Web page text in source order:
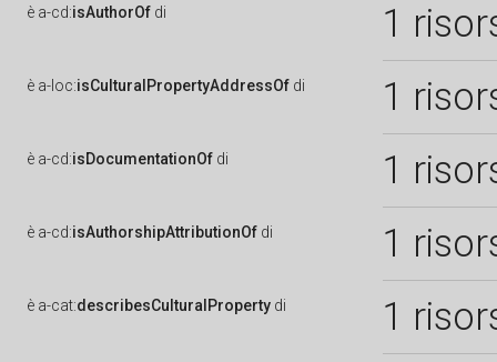
è a-cd:isAuthorOf di 1
è a-loc:isCulturalPropertyAddressOf di 1
è a-cd:isDocumentationOf di 1
è a-cd:isAuthorshipAttributionOf di 1
è a-cat:describesCulturalProperty di 1